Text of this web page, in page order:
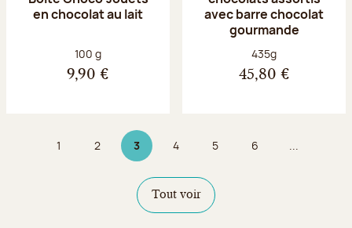
en chocolat au lait
Poids net :
100 g
9,90 €
avec barre chocolat
gourmande
Poids net :
435g
45,80 €
Page
1 Page
2 3Page 3 sur 9
Page
4 Page
5 Page
6 ...
Tout voir